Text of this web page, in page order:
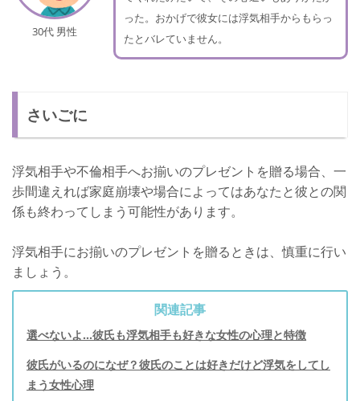
30代 男性
った。おかげで彼女には浮気相手からもらっ
たとバレていません。
さいごに
浮気相手や不倫相手へお揃いのプレゼントを贈る場合、一
歩間違えれば家庭崩壊や場合によってはあなたと彼との関
係も終わってしまう可能性があります。
浮気相手にお揃いのプレゼントを贈るときは、慎重に行い
ましょう。
関連記事
選べないよ...彼氏も浮気相手も好きな女性の心理と特徴
彼氏がいるのになぜ？彼氏のことは好きだけど浮気をしてし
まう女性心理